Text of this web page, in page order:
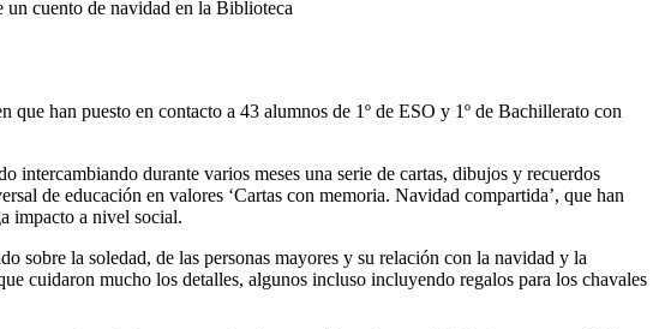
un cuento de navidad en la Biblioteca
han puesto en contacto a 43 alumnos de 1º de ESO y 1º de Bachillerato con
durante varios meses una serie de cartas, dibujos y recuerdos
de educación en valores ‘Cartas con memoria. Navidad compartida’, que han
impacto a nivel social.
sobre la soledad, de las personas mayores y su relación con la navidad y la
cuidaron mucho los detalles, algunos incluso incluyendo regalos para los chavales